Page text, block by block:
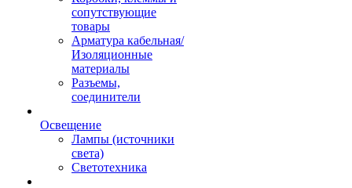
сопутствующие
товары
Арматура кабельная/
Изоляционные
материалы
Разъемы,
соединители
Освещение
Лампы (источники
света)
Светотехника